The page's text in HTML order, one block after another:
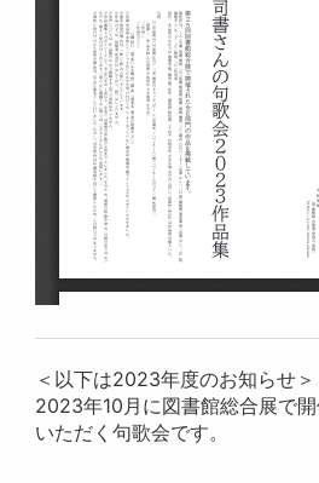
＜以下は2023年度のお知らせ＞
2023年10月に図書館総合展で
いただく句歌会です。